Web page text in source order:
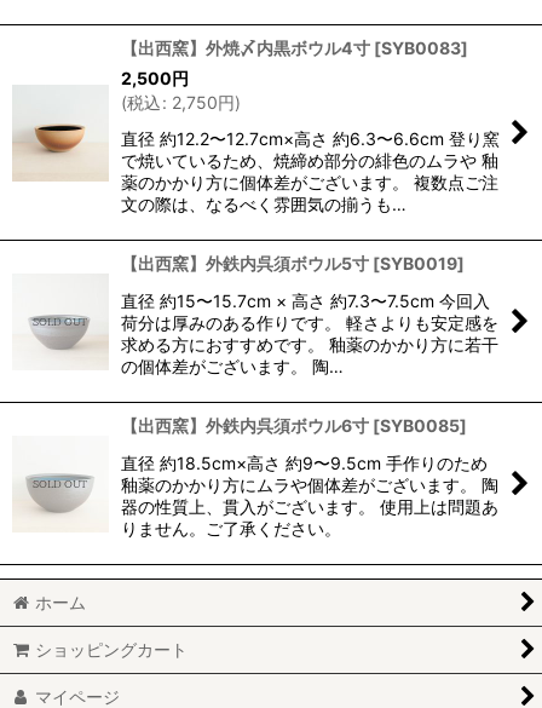
【出西窯】外焼〆内黒ボウル4寸 [SYB0083]
2,500円
(税込: 2,750円)
直径 約12.2〜12.7cm×高さ 約6.3〜6.6cm 登り窯
で焼いているため、焼締め部分の緋色のムラや 釉
薬のかかり方に個体差がございます。 複数点ご注
文の際は、なるべく雰囲気の揃うも…
【出西窯】外鉄内呉須ボウル5寸 [SYB0019]
直径 約15〜15.7cm × 高さ 約7.3〜7.5cm 今回入
荷分は厚みのある作りです。 軽さよりも安定感を
求める方におすすめです。 釉薬のかかり方に若干
の個体差がございます。 陶…
【出西窯】外鉄内呉須ボウル6寸 [SYB0085]
直径 約18.5cm×高さ 約9〜9.5cm 手作りのため
釉薬のかかり方にムラや個体差がございます。 陶
器の性質上、貫入がございます。 使用上は問題あ
りません。ご了承ください。
ホーム
ショッピングカート
マイページ